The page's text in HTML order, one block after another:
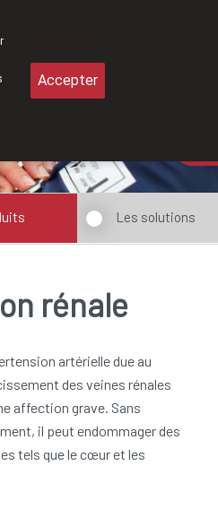
Les solutions
rénale
artérielle due au
des veines rénales
affection grave. Sans
il peut endommager des
tels que le cœur et les
Accepter